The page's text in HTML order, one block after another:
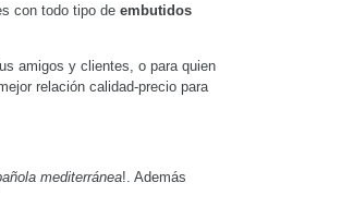
con todo tipo de embutidos
amigos y clientes, o para quien
relación calidad-precio para
mediterránea!. Además